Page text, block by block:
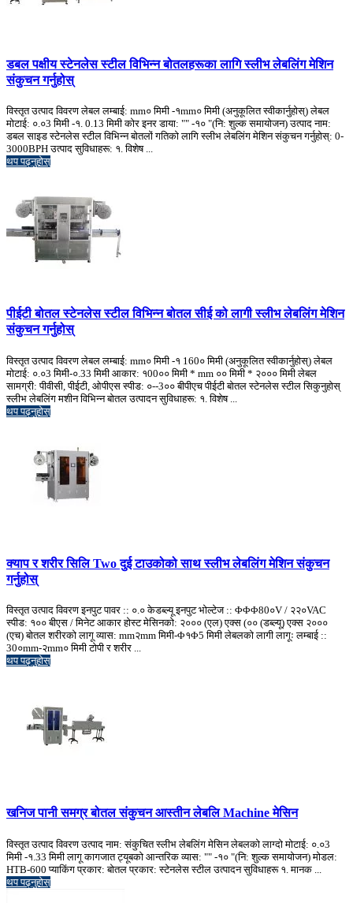
डबल पक्षीय स्टेनलेस स्टील विभिन्न बोतलहरूका लागि स्लीभ लेबलिंग मेशिन
संकुचन गर्नुहोस्
विस्तृत उत्पाद विवरण लेबल लम्बाई: mm० मिमी -१mm० मिमी (अनुकूलित स्वीकार्नुहोस्) लेबल
मोटाई: ०.०3 मिमी -१. 0.13 मिमी कोर इनर डाया: "" -१० "(नि: शुल्क समायोजन) उत्पाद नाम:
डबल साइड स्टेनलेस स्टील विभिन्न बोतलों गतिको लागि स्लीभ लेबलिंग मेशिन संकुचन गर्नुहोस्: 0-
3000BPH उत्पाद सुविधाहरू: १. विशेष ...
थप पढ्नुहोस्
पीईटी बोतल स्टेनलेस स्टील विभिन्न बोतल सीई को लागी स्लीभ लेबलिंग मेशिन
संकुचन गर्नुहोस्
विस्तृत उत्पाद विवरण लेबल लम्बाई: mm० मिमी -१ 160० मिमी (अनुकूलित स्वीकार्नुहोस्) लेबल
मोटाई: ०.०3 मिमी-०.33 मिमी आकार: १00०० मिमी * mm ०० मिमी * २००० मिमी लेबल
सामग्री: पीवीसी, पीईटी, ओपीएस स्पीड: ०--3०० बीपीएच पीईटी बोतल स्टेनलेस स्टील सिकुनुहोस्
स्लीभ लेबलिंग मशीन विभिन्न बोतल उत्पादन सुविधाहरू: १. विशेष ...
थप पढ्नुहोस्
क्याप र शरीर सिलि Two दुई टाउकोको साथ स्लीभ लेबलिंग मेशिन संकुचन
गर्नुहोस्
विस्तृत उत्पाद विवरण इनपुट पावर :: ०.० केडब्ल्यू इनपुट भोल्टेज :: ΦΦΦ80०V / २२०VAC
स्पीड: १०० बीएस / मिनेट आकार होस्ट मेसिनको: २००० (एल) एक्स (०० (डब्ल्यू) एक्स २०००
(एच) बोतल शरीरको लागू व्यास: mm२mm मिमी-Φ१Φ5 मिमी लेबलको लागी लागूः लम्बाई ::
30०mm-२mm० मिमी टोपी र शरीर ...
थप पढ्नुहोस्
खनिज पानी समग्र बोतल संकुचन आस्तीन लेबलि Machine मेसिन
विस्तृत उत्पाद विवरण उत्पाद नाम: संकुचित स्लीभ लेबलिंग मेसिन लेबलको लाग्दो मोटाई: ०.०3
मिमी -१.33 मिमी लागू कागजात ट्यूबको आन्तरिक व्यास: "" -१० "(नि: शुल्क समायोजन) मोडल:
HTB-600 प्याकिंग प्रकार: बोतल प्रकार: स्टेनलेस स्टील उत्पादन सुविधाहरू १. मानक ...
थप पढ्नुहोस्